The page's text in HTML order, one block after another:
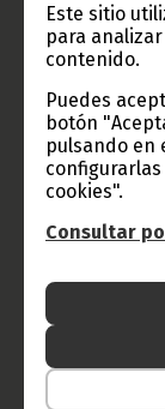
Este sitio
para
contenido.
Puedes
botón
pulsando en
cookies".
Consultar
TVGE
CATEGORÍAS
Noticias